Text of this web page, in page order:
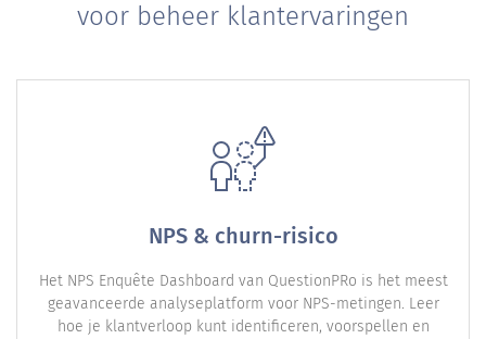
voor beheer klantervaringen
NPS & churn-risico
Het NPS Enquête Dashboard van QuestionPRo is het meest
geavanceerde analyseplatform voor NPS-metingen. Leer
hoe je klantverloop kunt identificeren, voorspellen en